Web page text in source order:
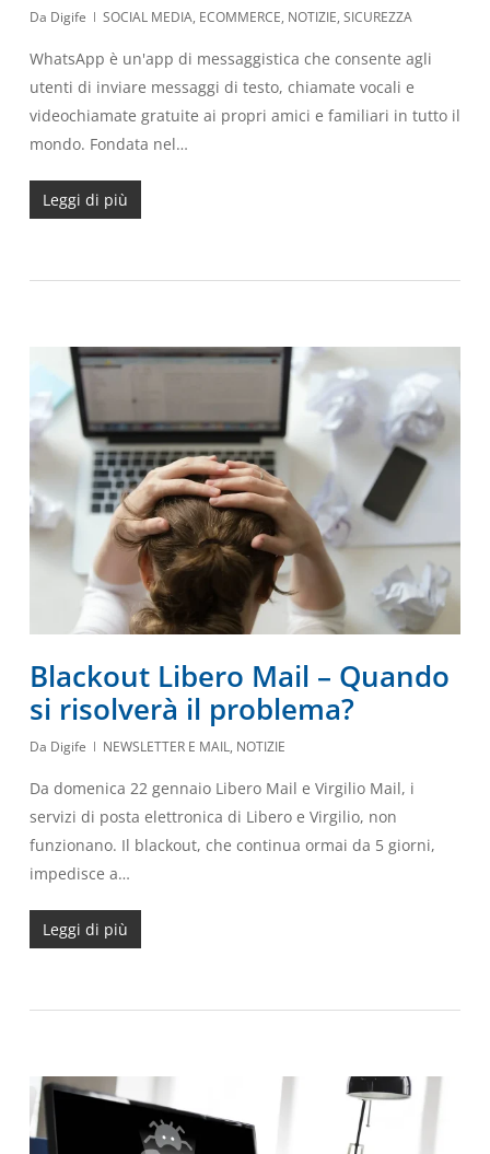
Da Digife SOCIAL MEDIA, ECOMMERCE, NOTIZIE, SICUREZZA
WhatsApp è un'app di messaggistica che consente agli
utenti di inviare messaggi di testo, chiamate vocali e
videochiamate gratuite ai propri amici e familiari in tutto il
mondo. Fondata nel…
Leggi di più
Blackout Libero Mail – Quando
si risolverà il problema?
Da Digife NEWSLETTER E MAIL, NOTIZIE
Da domenica 22 gennaio Libero Mail e Virgilio Mail, i
servizi di posta elettronica di Libero e Virgilio, non
funzionano. Il blackout, che continua ormai da 5 giorni,
impedisce a…
Leggi di più